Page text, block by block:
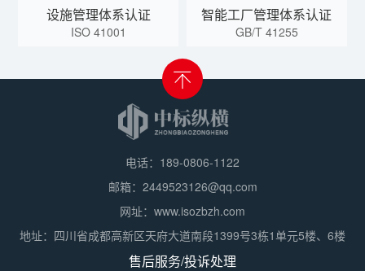
设施管理体系认证
ISO 41001
智能工厂管理体系认证
GB/T 41255
电话：189-0806-1122
邮箱：2449523126@qq.com
网址：www.isozbzh.com
地址：四川省成都高新区天府大道南段1399号3栋1单元5楼、6楼
售后服务/投诉处理